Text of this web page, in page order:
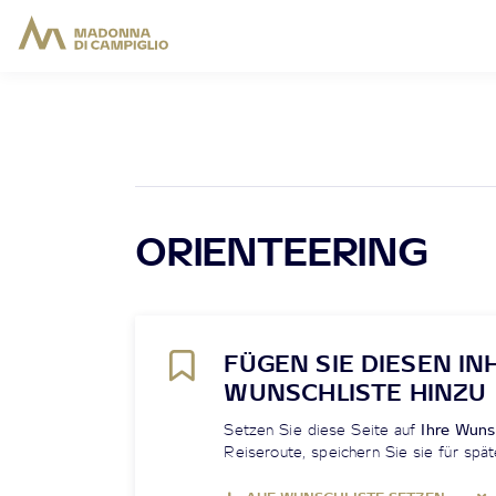
ORIENTEERING
FÜGEN SIE DIESEN
WUNSCHLISTE HINZU
Setzen Sie diese Seite auf Ihre
Reiseroute, speichern Sie sie für